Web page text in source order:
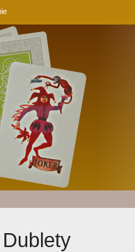
Dublety